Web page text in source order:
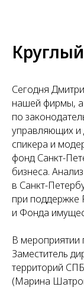
Сегодня
нашей фирмы, а
по
управляющих и
спикера и
фонд Санкт-
бизнеса.
в Санкт-
при поддержке
и Фонда
В мероприятии
Заместитель
территорий
(Марина